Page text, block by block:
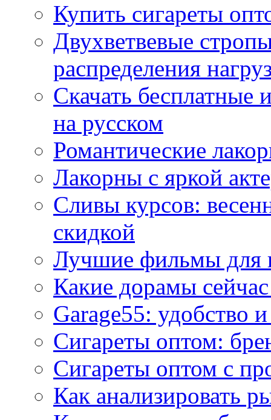
Купить сигареты
Двухветвевые
распределения
Скачать
на русском
Романтические
Лакорны с яркой
Сливы курсов:
скидкой
Лучшие фильмы для
Какие дорамы
Garage55: удобство
Сигареты оптом:
Сигареты оптом с
Как анализировать